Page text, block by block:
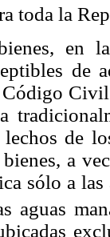
toda la
en
de
de
a
sólo a
aguas